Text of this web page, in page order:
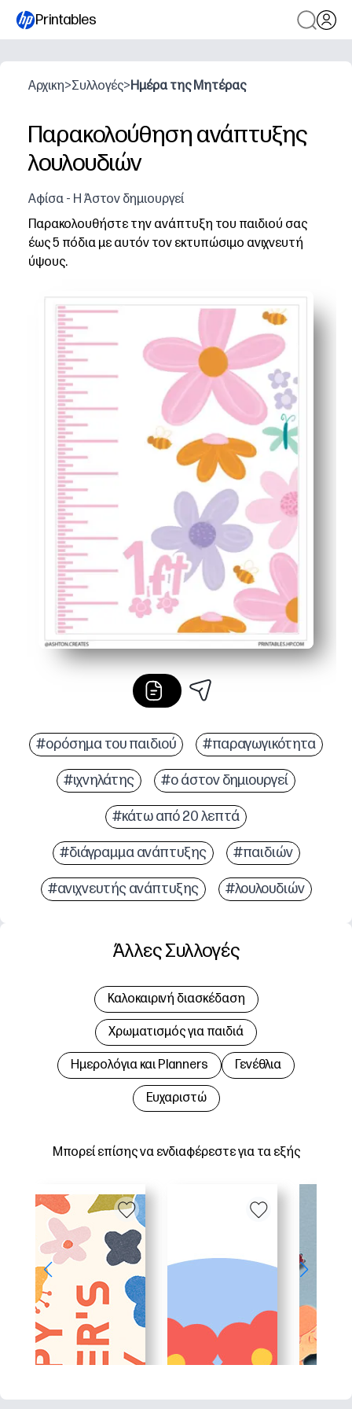
Printables
Αρχικη>Συλλογές>Ημέρα της Μητέρας
Παρακολούθηση ανάπτυξης
λουλουδιών
Αφίσα - Η Άστον δημιουργεί
Παρακολουθήστε την ανάπτυξη του παιδιού σας
έως 5 πόδια με αυτόν τον εκτυπώσιμο ανιχνευτή
ύψους.
#ορόσημα του παιδιού #παραγωγικότητα
#ιχνηλάτης #ο άστον δημιουργεί
#κάτω από 20 λεπτά
#διάγραμμα ανάπτυξης #παιδιών
#ανιχνευτής ανάπτυξης #λουλουδιών
Μπορεί επίσης να ενδιαφέρεστε για τα εξής
Άλλες Συλλογές
Καλοκαιρινή διασκέδαση
Χρωματισμός για παιδιά
Hμερολόγια και Planners Γενέθλια
Ευχαριστώ